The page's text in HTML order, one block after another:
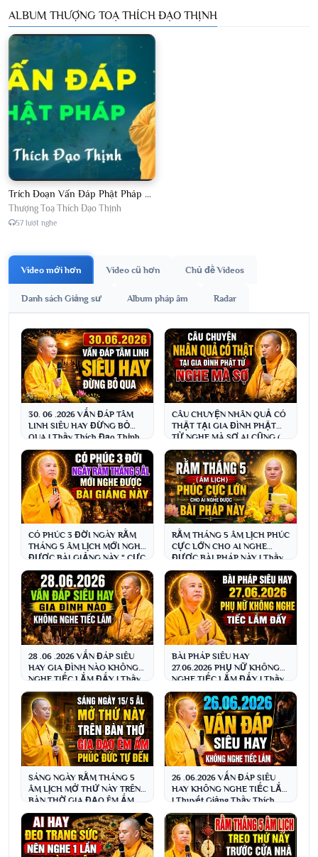
ALBUM THƯỢNG TOẠ THÍCH ĐẠO THỊNH
Trích Đoạn Vấn Đáp Phật Pháp 2026
Thượng Toạ Thích Đạo Thịnh
57 lượt nghe
Video mới hơn Video cũ hơn Chủ đề Videos
Danh sách Giảng sư Album pháp âm Radar
30. 06 .2026 VẤN ĐÁP TÂM
LINH SIÊU HAY ĐỪNG BỎ
QUA | Thầy Thích Đạo Thịnh
CÂU CHUYỆN NHÂN QUẢ CÓ
THẬT TẠI GIA ĐÌNH PHẬT
TỬ NGHE MÀ SỢ AI CŨNG (
NÊN NGHE NGAY )
CÓ PHÚC 3 ĐỜI NGÀY RẰM
THÁNG 5 ÂM LỊCH MỚI NGHE
ĐƯỢC BÀI GIẢNG NÀY " CỰC
HAY " |Thầy Thích Đạo Thịnh
RẰM THÁNG 5 ÂM LỊCH PHÚC
CỰC LỚN CHO AI NGHE
ĐƯỢC BÀI PHÁP NÀY | Thầy
Thích Đạo Thịnh
28 .06 .2026 VẤN ĐÁP SIÊU
HAY GIA ĐÌNH NÀO KHÔNG
NGHE TIẾC LẮM ĐẤY | Thầy
Thích Đạo Thịnh
BÀI PHÁP SIÊU HAY
27.06.2026 PHỤ NỮ KHÔNG
NGHE TIẾC LẮM ĐẤY | Thầy
Thích Đạo Thịnh
SÁNG NGÀY RẰM THÁNG 5
ÂM LỊCH MỞ THỨ NÀY TRÊN
BÀN THỜ GIA ĐẠO ÊM ẤM
PHÚC ĐỨC TỰ ĐẾN ( CỰC
HAY )
26 .06.2026 VẤN ĐÁP SIÊU
HAY KHÔNG NGHE TIẾC LẮM
| Thuyết Giảng Thầy Thích
Đạo Thịnh